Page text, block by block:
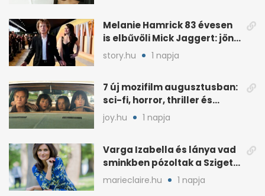
Melanie Hamrick 83 évesen
is elbűvöli Mick Jaggert: jön
az esküvő?
story.hu 1 napja
7 új mozifilm augusztusban:
sci-fi, horror, thriller és
könnyedebb címek
joy.hu 1 napja
Varga Izabella és lánya vad
sminkben pózoltak a Sziget
előtt
marieclaire.hu 1 napja